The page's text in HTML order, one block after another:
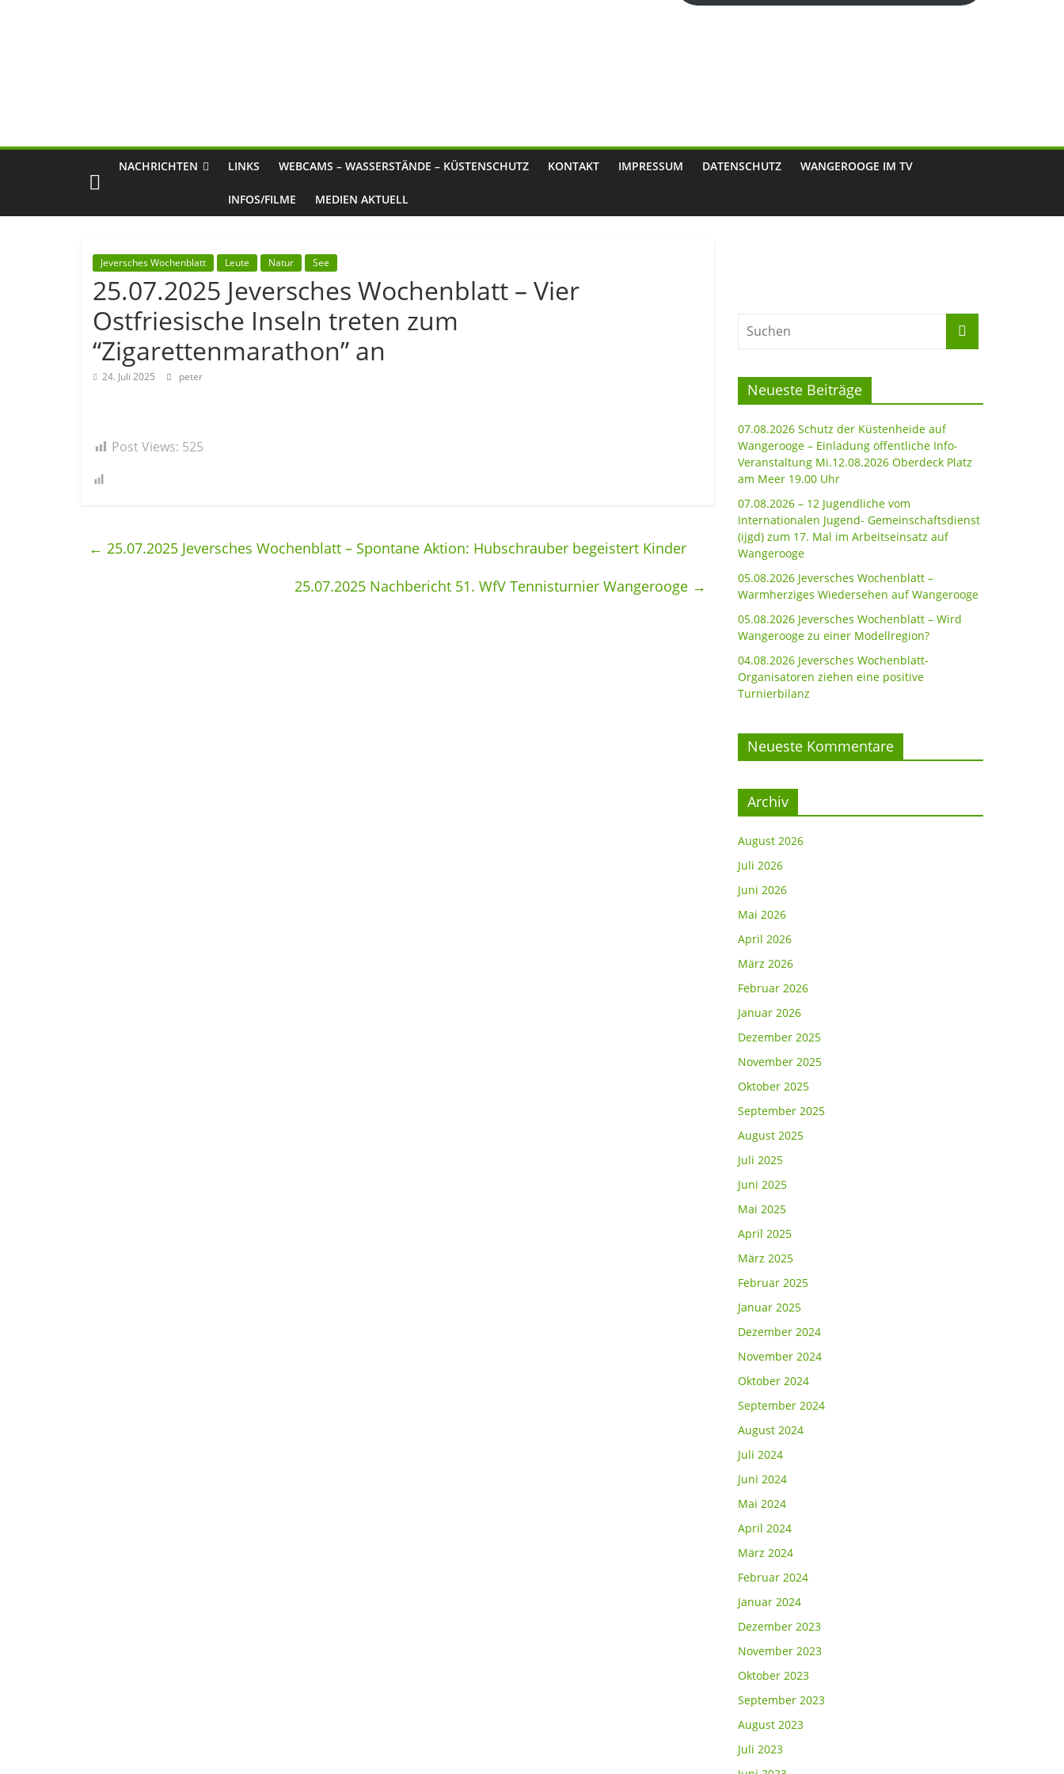
NACHRICHTEN LINKS WEBCAMS – WASSERSTÄNDE – KÜSTENSCHUTZ KONTAKT IMPRESSUM DATENSCHUTZ WANGEROOGE IM TV
INFOS/FILME MEDIEN AKTUELL
Jeversches Wochenblatt Leute Natur See
25.07.2025 Jeversches Wochenblatt – Vier
Ostfriesische Inseln treten zum
“Zigarettenmarathon” an
24. Juli 2025 peter
Post Views: 525
← 25.07.2025 Jeversches Wochenblatt – Spontane Aktion: Hubschrauber begeistert Kinder
25.07.2025 Nachbericht 51. WfV Tennisturnier Wangerooge →
Neueste Beiträge
07.08.2026 Schutz der Küstenheide auf
Wangerooge – Einladung öffentliche Info-
Veranstaltung Mi.12.08.2026 Oberdeck Platz
am Meer 19.00 Uhr
07.08.2026 – 12 Jugendliche vom
Internationalen Jugend- Gemeinschaftsdienst
(ijgd) zum 17. Mal im Arbeitseinsatz auf
Wangerooge
05.08.2026 Jeversches Wochenblatt –
Warmherziges Wiedersehen auf Wangerooge
05.08.2026 Jeversches Wochenblatt – Wird
Wangerooge zu einer Modellregion?
04.08.2026 Jeversches Wochenblatt-
Organisatoren ziehen eine positive
Turnierbilanz
Neueste Kommentare
Archiv
August 2026
Juli 2026
Juni 2026
Mai 2026
April 2026
März 2026
Februar 2026
Januar 2026
Dezember 2025
November 2025
Oktober 2025
September 2025
August 2025
Juli 2025
Juni 2025
Mai 2025
April 2025
März 2025
Februar 2025
Januar 2025
Dezember 2024
November 2024
Oktober 2024
September 2024
August 2024
Juli 2024
Juni 2024
Mai 2024
April 2024
März 2024
Februar 2024
Januar 2024
Dezember 2023
November 2023
Oktober 2023
September 2023
August 2023
Juli 2023